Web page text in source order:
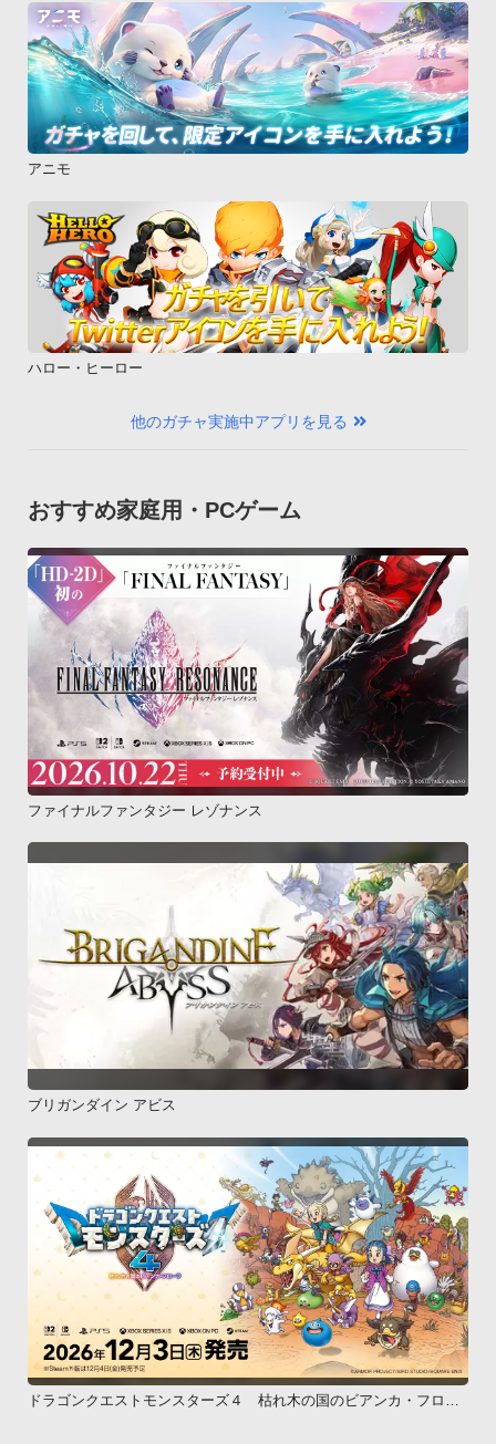
アニモ
ハロー・ヒーロー
他のガチャ実施中アプリを見る
おすすめ家庭用・PCゲーム
ファイナルファンタジー レゾナンス
ブリガンダイン アビス
ドラゴンクエストモンスターズ４ 枯れ木の国のビアンカ・フロー